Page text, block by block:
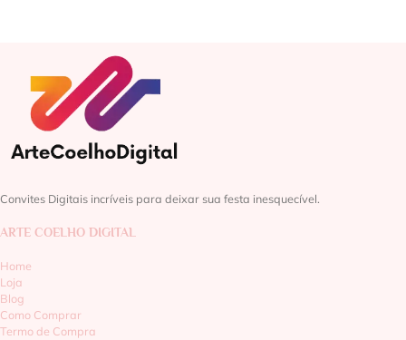
Convites Digitais incríveis para deixar sua festa inesquecível.
ARTE COELHO DIGITAL
Home
Loja
Blog
Como Comprar
Termo de Compra